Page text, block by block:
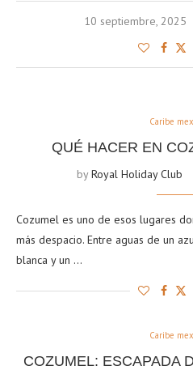
10 septiembre, 2025
Caribe
QUÉ HACER EN
byRoyal Holiday Club
Cozumel es uno de esos lugares
más despacio. Entre aguas de un
blanca y un …
Caribe
COZUMEL: ESCAPADA